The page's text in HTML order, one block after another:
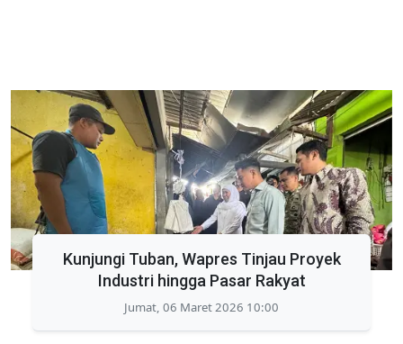
Kunjungi Tuban, Wapres Tinjau Proyek
Industri hingga Pasar Rakyat
Jumat, 06 Maret 2026 10:00